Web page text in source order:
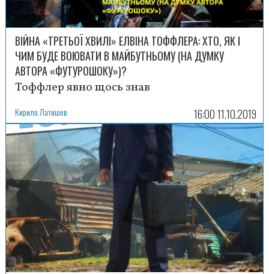
ВІЙНА «ТРЕТЬОЇ ХВИЛІ» ЕЛВІНА ТОФФЛЕРА: ХТО, ЯК І
ЧИМ БУДЕ ВОЮВАТИ В МАЙБУТНЬОМУ (НА ДУМКУ
АВТОРА «ФУТУРОШОКУ»)?
Тоффлер явно щось знав
Кирило Латишев 16:00 11.10.2019